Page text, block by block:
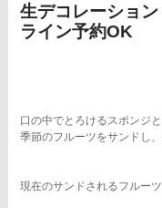
生デコレーショ
ライン予約OK
口の中でとろけるスポンジ
季節のフルーツをサンドし
現在のサンドされるフルー